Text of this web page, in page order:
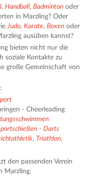
,Handball,Badminton oder
in Marzling? Oder
Judo,Karate,Boxen oder
ausüben kannst?
bieten nicht nur die
soziale Kontakte zu
große Gemeinschaft von
- Cheerleading
-Darts
,Triathlon,
den passenden Verein
Marzling.